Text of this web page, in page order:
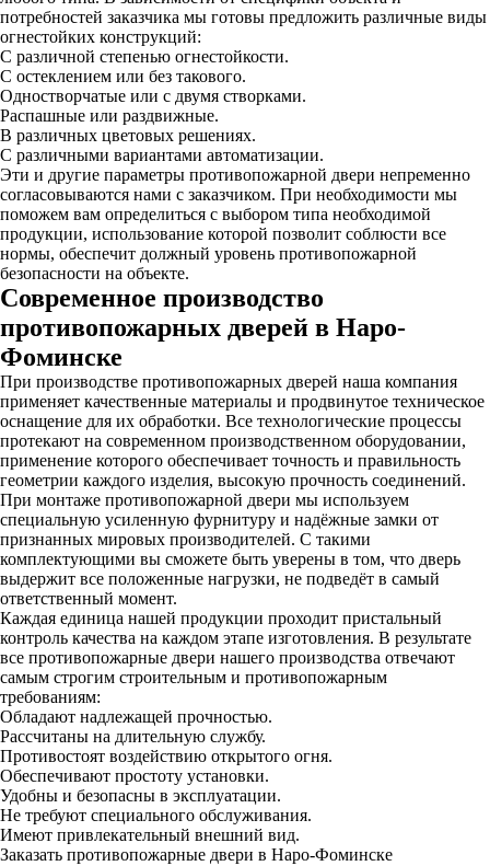
потребностей заказчика мы готовы предложить различные виды
огнестойких конструкций:
С различной степенью огнестойкости.
С остеклением или без такового.
Одностворчатые или с двумя створками.
Распашные или раздвижные.
В различных цветовых решениях.
С различными вариантами автоматизации.
Эти и другие параметры противопожарной двери непременно
согласовываются нами с заказчиком. При необходимости мы
поможем вам определиться с выбором типа необходимой
продукции, использование которой позволит соблюсти все
нормы, обеспечит должный уровень противопожарной
безопасности на объекте.
Современное производство
противопожарных дверей в Наро-
Фоминске
При производстве противопожарных дверей наша компания
применяет качественные материалы и продвинутое техническое
оснащение для их обработки. Все технологические процессы
протекают на современном производственном оборудовании,
применение которого обеспечивает точность и правильность
геометрии каждого изделия, высокую прочность соединений.
При монтаже противопожарной двери мы используем
специальную усиленную фурнитуру и надёжные замки от
признанных мировых производителей. С такими
комплектующими вы сможете быть уверены в том, что дверь
выдержит все положенные нагрузки, не подведёт в самый
ответственный момент.
Каждая единица нашей продукции проходит пристальный
контроль качества на каждом этапе изготовления. В результате
все противопожарные двери нашего производства отвечают
самым строгим строительным и противопожарным
требованиям:
Обладают надлежащей прочностью.
Рассчитаны на длительную службу.
Противостоят воздействию открытого огня.
Обеспечивают простоту установки.
Удобны и безопасны в эксплуатации.
Не требуют специального обслуживания.
Имеют привлекательный внешний вид.
Заказать противопожарные двери в Наро-Фоминске